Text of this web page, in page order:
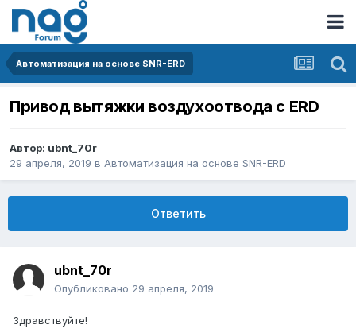
Автоматизация на основе SNR-ERD
Привод вытяжки воздухоотвода с ERD
Автор: ubnt_70r
29 апреля, 2019 в Автоматизация на основе SNR-ERD
Ответить
ubnt_70r
Опубликовано 29 апреля, 2019
Здравствуйте!